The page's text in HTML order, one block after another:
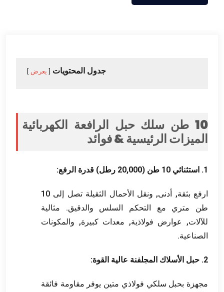
جدول المحتويات يعرض
10 طن سلك حبل الرافعة الكهربائية
الميزات الرئيسية & فوائد
1. استثنائي 10 طن (20,000 رطل) قدرة الرفع:
ارفع بثقة, أدنى, ونقل الأحمال الثقيلة تصل إلى 10
طن متري مع التحكم السلس والدقيق. مثالية
للآلات, عوارض فولاذية, معدات كبيرة, والمكونات
الصناعية.
2. حبل الأسلاك المجلفنة عالية القوة:
مجهزة بحبل سلكي فولاذي متين يوفر مقاومة فائقة